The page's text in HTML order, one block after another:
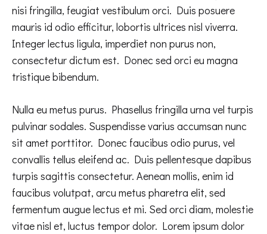
nisi fringilla, feugiat vestibulum orci. Duis posuere
mauris id odio efficitur, lobortis ultrices nisl viverra.
Integer lectus ligula, imperdiet non purus non,
consectetur dictum est. Donec sed orci eu magna
tristique bibendum.
Nulla eu metus purus. Phasellus fringilla urna vel turpis
pulvinar sodales. Suspendisse varius accumsan nunc
sit amet porttitor. Donec faucibus odio purus, vel
convallis tellus eleifend ac. Duis pellentesque dapibus
turpis sagittis consectetur. Aenean mollis, enim id
faucibus volutpat, arcu metus pharetra elit, sed
fermentum augue lectus et mi. Sed orci diam, molestie
vitae nisl et, luctus tempor dolor. Lorem ipsum dolor